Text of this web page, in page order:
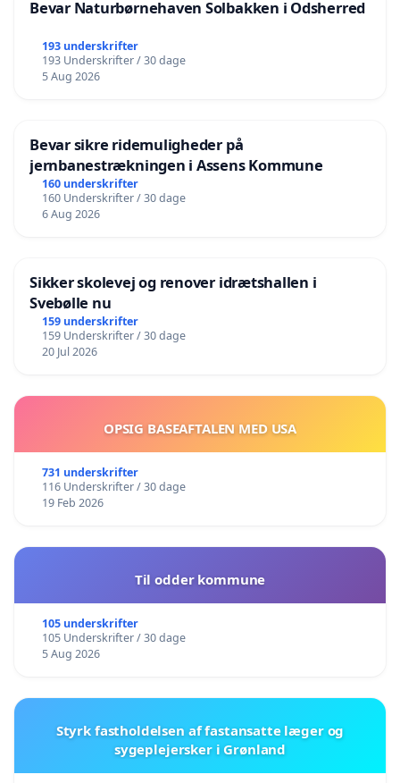
Bevar Naturbørnehaven Solbakken i Odsherred
193 underskrifter
193 Underskrifter / 30 dage
5 Aug 2026
Bevar sikre ridemuligheder på
jernbanestrækningen i Assens Kommune
160 underskrifter
160 Underskrifter / 30 dage
6 Aug 2026
Sikker skolevej og renover idrætshallen i
Svebølle nu
159 underskrifter
159 Underskrifter / 30 dage
20 Jul 2026
OPSIG BASEAFTALEN MED USA
731 underskrifter
116 Underskrifter / 30 dage
19 Feb 2026
Til odder kommune
105 underskrifter
105 Underskrifter / 30 dage
5 Aug 2026
Styrk fastholdelsen af fastansatte læger og
sygeplejersker i Grønland